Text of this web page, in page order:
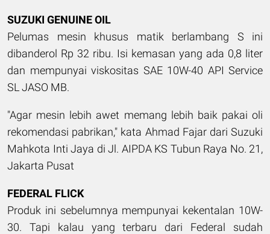
SUZUKI GENUINE OIL
Pelumas mesin khusus matik berlambang S ini
dibanderol Rp 32 ribu. Isi kemasan yang ada 0,8 liter
dan mempunyai viskositas SAE 10W-40 API Service
SL JASO MB.
"Agar mesin lebih awet memang lebih baik pakai oli
rekomendasi pabrikan," kata Ahmad Fajar dari Suzuki
Mahkota Inti Jaya di Jl. AIPDA KS Tubun Raya No. 21,
Jakarta Pusat
FEDERAL FLICK
Produk ini sebelumnya mempunyai kekentalan 10W-
30. Tapi kalau yang terbaru dari Federal sudah